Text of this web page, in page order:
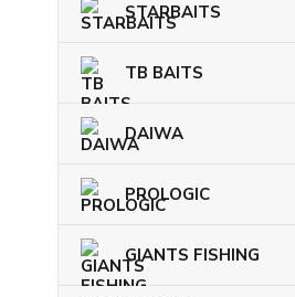
STARBAITS
TB BAITS
DAIWA
PROLOGIC
GIANTS FISHING